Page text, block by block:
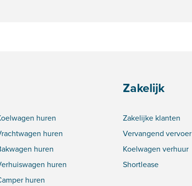
huren
huren
huren
huren
huren
Zakelijk
Zakelijke klanten
Vervangend vervoer
Koelwagen verhuur
Shortlease